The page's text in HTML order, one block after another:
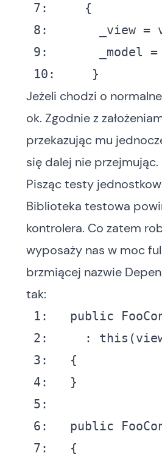
7:
    {
8:
_view =
9:
      _model =
10:
    }
Jeżeli chodzi o
ok. Zgodnie z
przekazując mu
się dalej nie przejmując.
Pisząc testy
Biblioteka testowa
kontrolera. Co zatem
wyposaży nas w moc
brzmiącej nazwie
tak:
1: public
2:
    :
this
3:
  {
4:
  }
5:
6:
public
7:
  {